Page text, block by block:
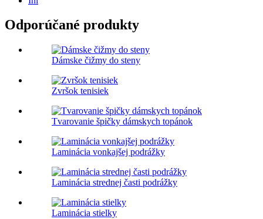
Odporúčané produkty
Dámske čižmy do steny
Zvršok tenisiek
Tvarovanie špičky dámskych topánok
Laminácia vonkajšej podrážky
Laminácia strednej časti podrážky
Laminácia stielky